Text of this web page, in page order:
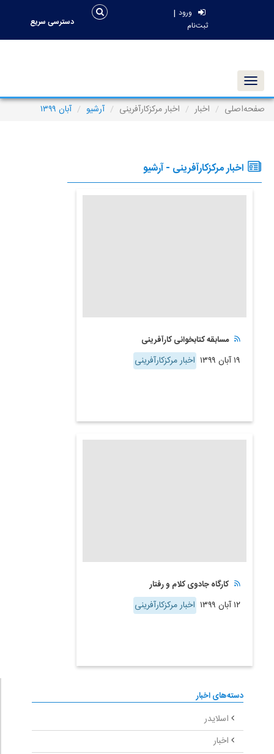
ورود |
ثبت‌نام دسترسی سریع
Toggle navigation
صفحه‌اصلی
اخبار اخبار مرکزکارآفرینی آرشیو آبان ۱۳۹۹
اخبار مرکزکارآفرینی - آرشیو
مسابقه کتابخوانی کارآفرینی
۱۹ آبان ۱۳۹۹ اخبار مرکزکارآفرینی
کارگاه جادوی کلام و رفتار
۱۲ آبان ۱۳۹۹ اخبار مرکزکارآفرینی
دسته‌های اخبار
اسلایدر
اخبار